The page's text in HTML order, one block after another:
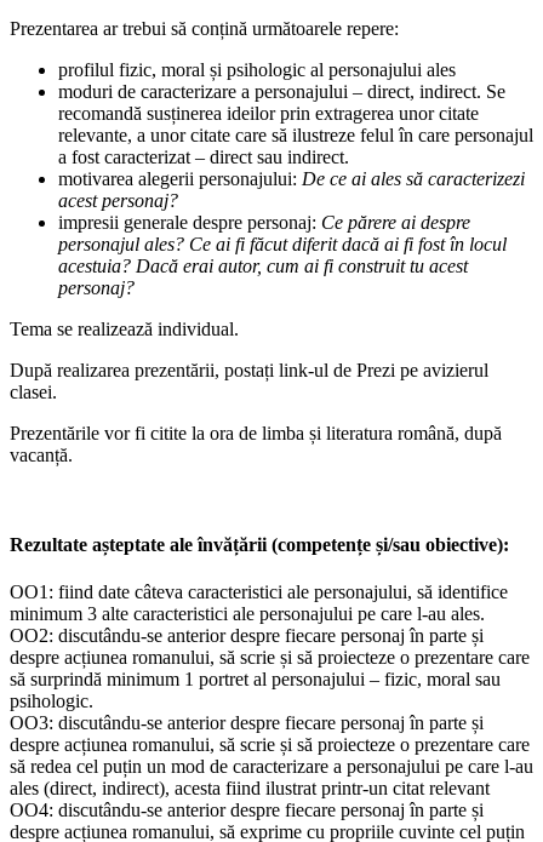
Prezentarea ar trebui să conțină următoarele repere:
profilul fizic, moral și psihologic al personajului ales
moduri de caracterizare a personajului – direct, indirect. Se
recomandă susținerea ideilor prin extragerea unor citate
relevante, a unor citate care să ilustreze felul în care personajul
a fost caracterizat – direct sau indirect.
motivarea alegerii personajului: De ce ai ales să caracterizezi
acest personaj?
impresii generale despre personaj: Ce părere ai despre
personajul ales? Ce ai fi făcut diferit dacă ai fi fost în locul
acestuia? Dacă erai autor, cum ai fi construit tu acest
personaj?
Tema se realizează individual.
După realizarea prezentării, postați link-ul de Prezi pe avizierul
clasei.
Prezentările vor fi citite la ora de limba și literatura română, după
vacanță.
Rezultate așteptate ale învățării (competențe și/sau obiective):
OO1: fiind date câteva caracteristici ale personajului, să identifice
minimum 3 alte caracteristici ale personajului pe care l-au ales.
OO2: discutându-se anterior despre fiecare personaj în parte și
despre acțiunea romanului, să scrie și să proiecteze o prezentare care
să surprindă minimum 1 portret al personajului – fizic, moral sau
psihologic.
OO3: discutându-se anterior despre fiecare personaj în parte și
despre acțiunea romanului, să scrie și să proiecteze o prezentare care
să redea cel puțin un mod de caracterizare a personajului pe care l-au
ales (direct, indirect), acesta fiind ilustrat printr-un citat relevant
OO4: discutându-se anterior despre fiecare personaj în parte și
despre acțiunea romanului, să exprime cu propriile cuvinte cel puțin